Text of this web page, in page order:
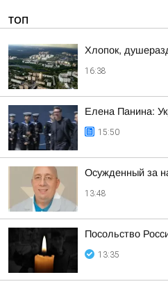
ТОП
Хлопок,
16:38
Елена Панина:
15:50
Осужденный за
13:48
Посольство
13:35